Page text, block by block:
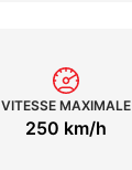
VITESSE MAXIMALE
250 km/h